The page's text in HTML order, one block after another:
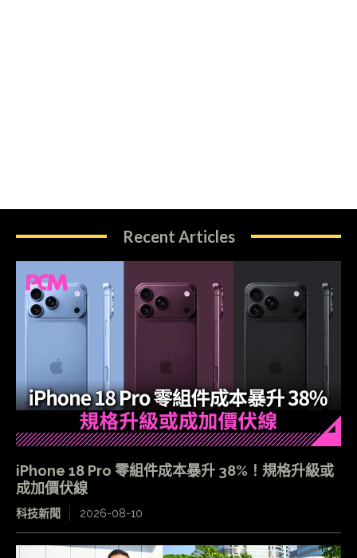
Recent Articles
iPhone 18 Pro 零組件成本暴升 38%！規格升級或
成加價伏線
科技新聞 2026-08-10